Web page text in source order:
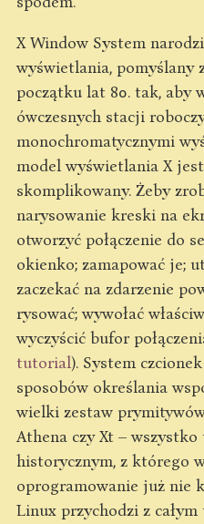
X Window System
wyświetlania, pomyślany
początku lat 80. tak, aby
ówczesnych stacji
monochromatycznymi
model wyświetlania X
skomplikowany. Żeby
narysowanie kreski na
otworzyć połączenie do
okienko; zamapować je;
zaczekać na zdarzenie
rysować; wywołać
wyczyścić bufor
tutorial). System
sposobów określania
wielki zestaw
Athena czy Xt –
historycznym, z którego
oprogramowanie już nie
Linux przychodzi z